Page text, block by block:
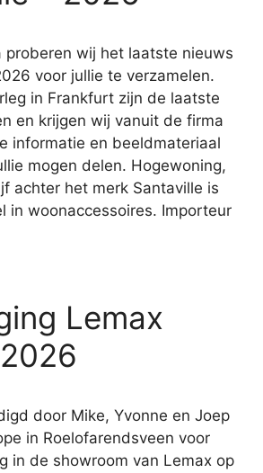
proberen wij het laatste nieuws
voor jullie te verzamelen.
in Frankfurt zijn de laatste
en krijgen wij vanuit de firma
informatie en beeldmateriaal
mogen delen. Hogewoning,
achter het merk Santaville is
in woonaccessoires. Importeur
Lemax
door Mike, Yvonne en Joep
in Roelofarendsveen voor
in de showroom van Lemax op